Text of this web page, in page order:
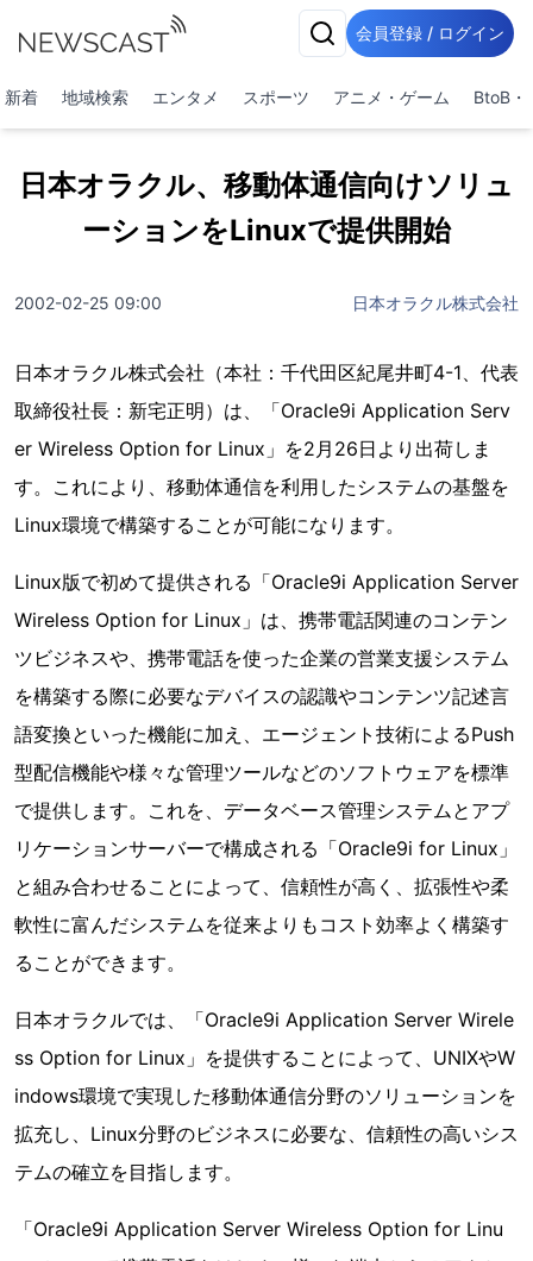
会員登録 / ログイン
新着 地域検索 エンタメ スポーツ アニメ・ゲーム BtoB・
日本オラクル、移動体通信向けソリュ
ーションをLinuxで提供開始
2002-02-25 09:00 日本オラクル株式会社
日本オラクル株式会社（本社：千代田区紀尾井町4-1、代表
取締役社長：新宅正明）は、「Oracle9i Application Serv
er Wireless Option for Linux」を2月26日より出荷しま
す。これにより、移動体通信を利用したシステムの基盤を
Linux環境で構築することが可能になります。
Linux版で初めて提供される「Oracle9i Application Server
Wireless Option for Linux」は、携帯電話関連のコンテン
ツビジネスや、携帯電話を使った企業の営業支援システム
を構築する際に必要なデバイスの認識やコンテンツ記述言
語変換といった機能に加え、エージェント技術によるPush
型配信機能や様々な管理ツールなどのソフトウェアを標準
で提供します。これを、データベース管理システムとアプ
リケーションサーバーで構成される「Oracle9i for Linux」
と組み合わせることによって、信頼性が高く、拡張性や柔
軟性に富んだシステムを従来よりもコスト効率よく構築す
ることができます。
日本オラクルでは、「Oracle9i Application Server Wirele
ss Option for Linux」を提供することによって、UNIXやW
indows環境で実現した移動体通信分野のソリューションを
拡充し、Linux分野のビジネスに必要な、信頼性の高いシス
テムの確立を目指します。
「Oracle9i Application Server Wireless Option for Linu